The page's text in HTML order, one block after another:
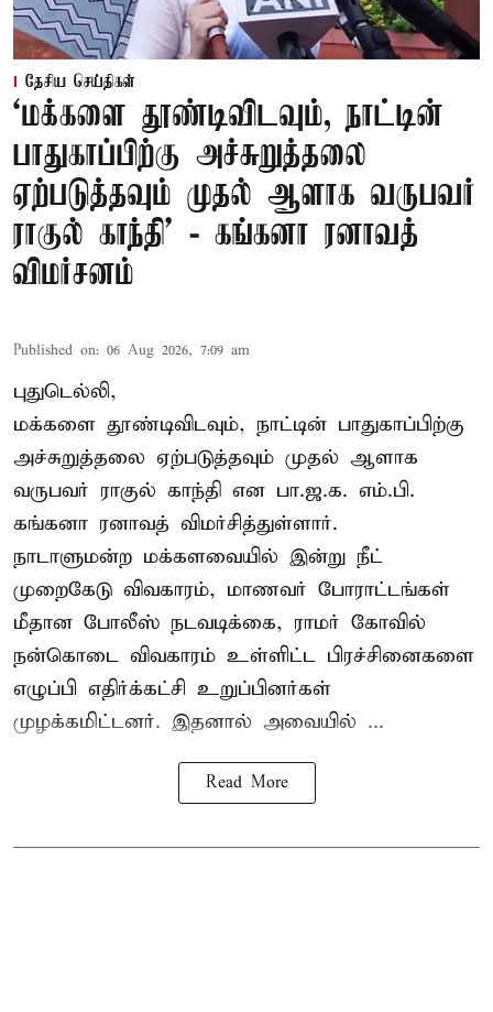
தேசிய செய்திகள்
‘மக்களை தூண்டிவிடவும், நாட்டின்
பாதுகாப்பிற்கு அச்சுறுத்தலை
ஏற்படுத்தவும் முதல் ஆளாக வருபவர்
ராகுல் காந்தி’ - கங்கனா ரனாவத்
விமர்சனம்
Published on: 06 Aug 2026, 7:09 am
புதுடெல்லி,
மக்களை தூண்டிவிடவும், நாட்டின் பாதுகாப்பிற்கு
அச்சுறுத்தலை ஏற்படுத்தவும் முதல் ஆளாக
வருபவர் ராகுல் காந்தி என பா.ஜ.க. எம்.பி.
கங்கனா ரனாவத் விமர்சித்துள்ளார்.
நாடாளுமன்ற மக்களவையில் இன்று நீட்
முறைகேடு விவகாரம், மாணவர் போராட்டங்கள்
மீதான போலீஸ் நடவடிக்கை, ராமர் கோவில்
நன்கொடை விவகாரம் உள்ளிட்ட பிரச்சினைகளை
எழுப்பி எதிர்க்கட்சி உறுப்பினர்கள்
முழக்கமிட்டனர். இதனால் அவையில் ...
Read More